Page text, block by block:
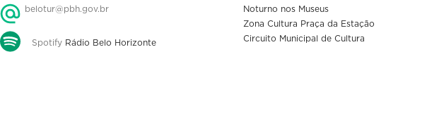
belotur@pbh.gov.br
Spotify Rádio Belo Horizonte
Noturno nos Museus
Zona Cultura Praça da Estação
Circuito Municipal de Cultura